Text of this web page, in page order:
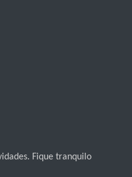
Fique tranquilo